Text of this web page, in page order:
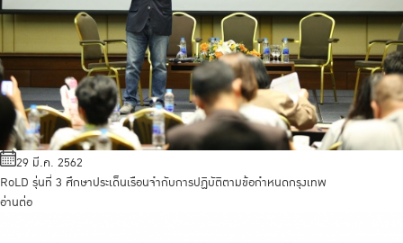
29 มี.ค. 2562
RoLD รุ่นที่ 3 ศึกษาประเด็นเรือนจำกับการปฏิบัติตามข้อกำหนดกรุงเทพ
อ่านต่อ